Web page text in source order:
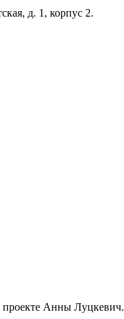
д. 1, корпус 2.
проекте Анны Луцкевич.